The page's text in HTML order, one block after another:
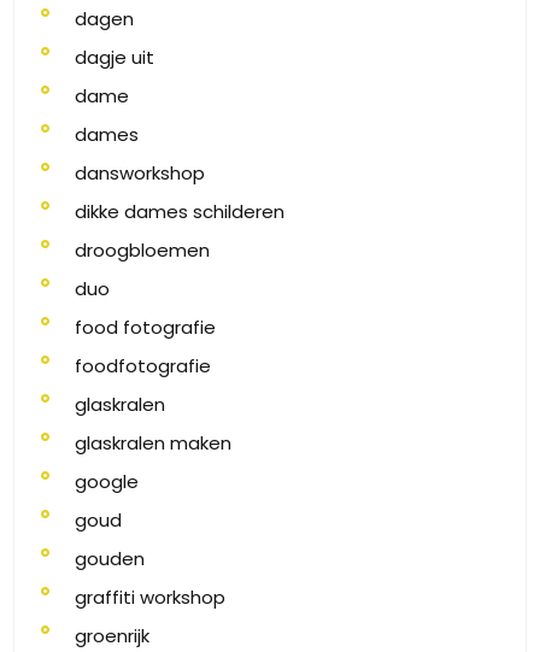
dagen
dagje uit
dame
dames
dansworkshop
dikke dames schilderen
droogbloemen
duo
food fotografie
foodfotografie
glaskralen
glaskralen maken
google
goud
gouden
graffiti workshop
groenrijk